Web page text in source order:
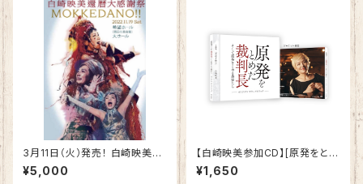
3月11日（火）発売！ 白崎映美還
暦大感謝祭 『MOKKEDANO
!!』
¥5,000
【白崎映美参加CD】[原発をとめ
た裁判長 そして原発をとめる農
家たち]サウンドトラック
¥1,650